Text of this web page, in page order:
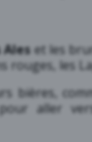
Aleset les
rouges, les
bières,
aller